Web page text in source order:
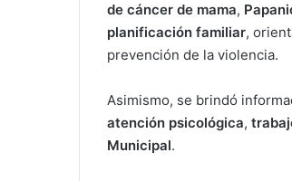
de cáncer de mama,
planificación familiar,
prevención de la violencia.
Asimismo, se brindó
atención psicológica,
Municipal.